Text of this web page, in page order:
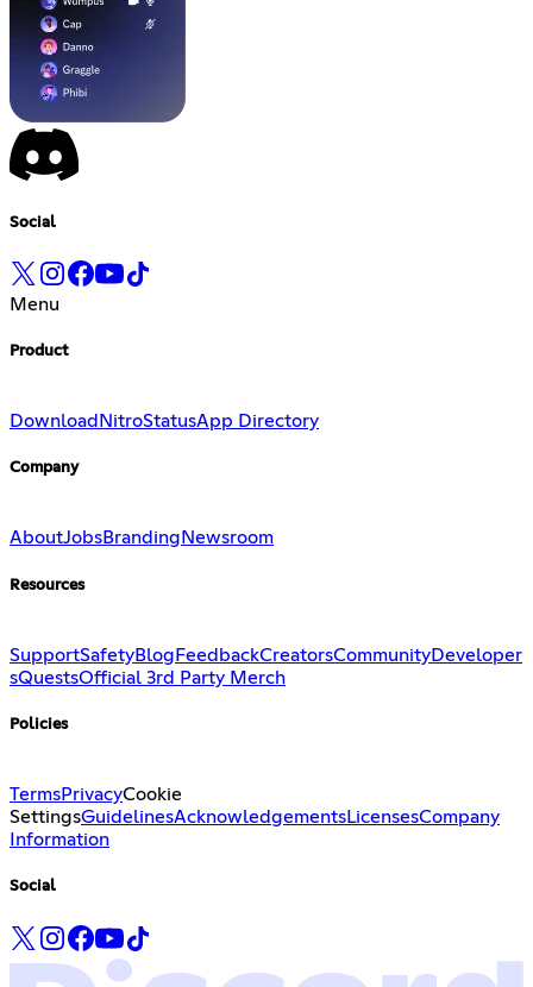
Social
Menu
Product
Download NitroStatusApp Directory
Company
AboutJobsBranding Newsroom
Resources
SupportSafetyBlog FeedbackCreatorsCommunityDeveloper
sQuestsOfficial 3rd Party Merch
Policies
TermsPrivacyCookie
SettingsGuidelinesAcknowledgementsLicensesCompany
Information
Social